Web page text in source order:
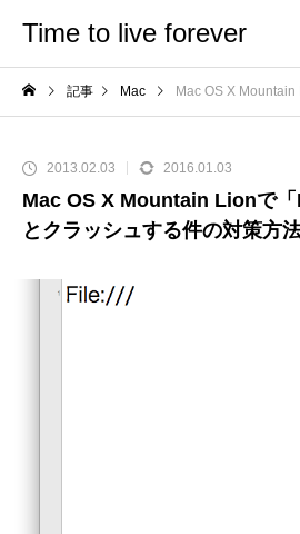
Time to live forever
記事 Mac Mac OS X Mountain Lionで「
2013.02.03 2016.01.03
Mac OS X Mountain Lionで
とクラッシュする件の対策方